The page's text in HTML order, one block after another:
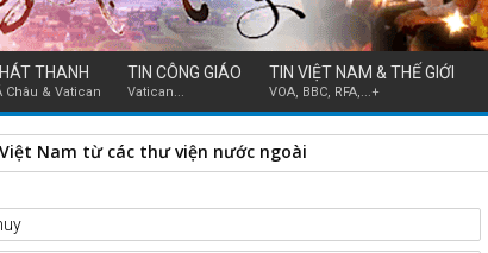
THANH
Châu & Vatican
TIN CÔNG GIÁO
Vatican...
TIN VIỆT NAM & THẾ GIỚI
VOA, BBC, RFA,...+
Nam từ các thư viện nước ngoài